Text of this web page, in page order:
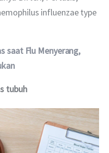
influenzae type
saat Flu Menyerang,
tubuh